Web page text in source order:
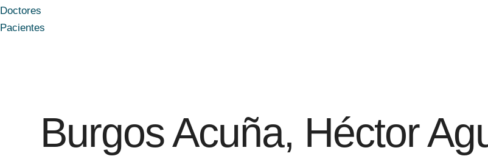
Doctores
Pacientes
Burgos Acuña, Héctor